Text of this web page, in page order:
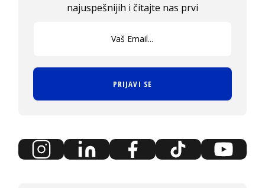
najuspešnijih i čitajte nas prvi
PRIJAVI SE